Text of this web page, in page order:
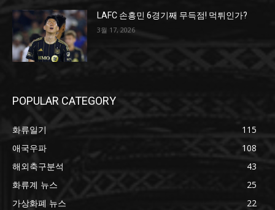
LAFC 손흥민 6경기째 무득점! 먹튀인가?
3월 17, 2026
POPULAR CATEGORY
화류일기
115
애국우파
108
해외축구분석
43
화류계 뉴스
25
가상화폐 뉴스
22